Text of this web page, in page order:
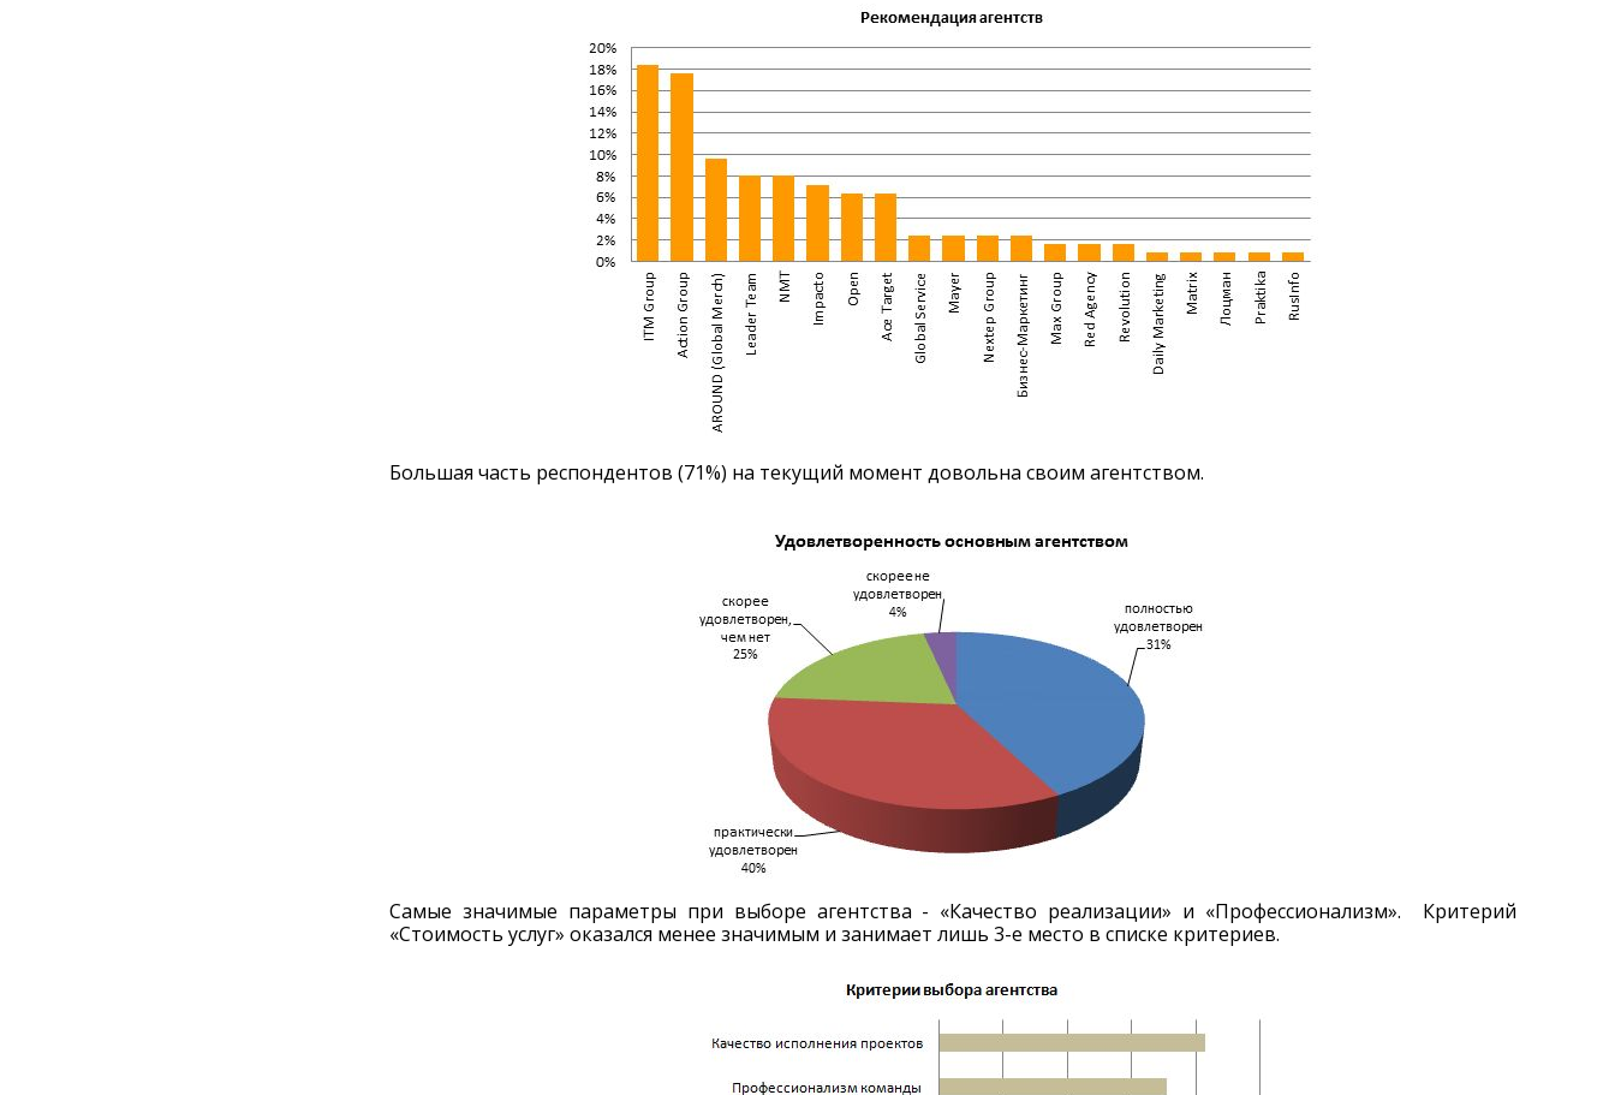
Большая часть респондентов (71%) на текущий момент довольна своим агентством.
Самые значимые параметры при выборе агентства - «Качество реализации» и «Профессионализм». Критерий
«Стоимость услуг» оказался менее значимым и занимает лишь 3-е место в списке критериев.